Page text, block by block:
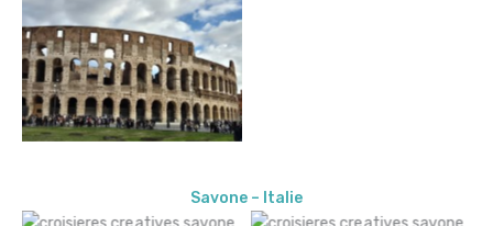
Savone – Italie